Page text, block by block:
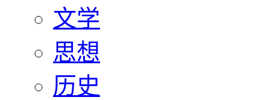
文学
思想
历史